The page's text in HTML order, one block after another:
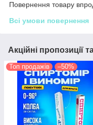
Повернення товару
Всі умови повернення
Акційні пропозиції
Топ продажів –50%